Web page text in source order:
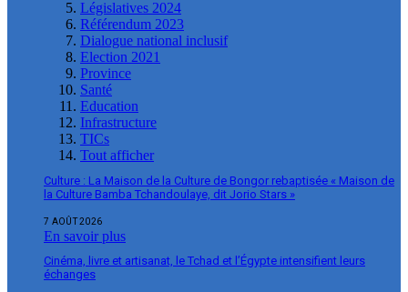
Législatives 2024
Référendum 2023
Dialogue national inclusif
Election 2021
Province
Santé
Education
Infrastructure
TICs
Tout afficher
Culture : La Maison de la Culture de Bongor rebaptisée « Maison de
la Culture Bamba Tchandoulaye, dit Jorio Stars »
7 AOÛT 2026
En savoir plus
Cinéma, livre et artisanat, le Tchad et l’Égypte intensifient leurs
échanges